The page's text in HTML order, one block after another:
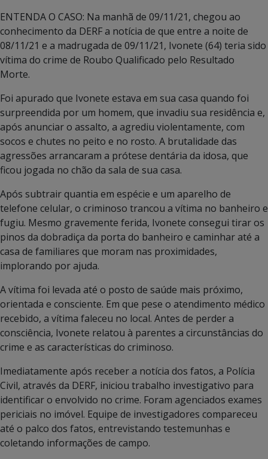
ENTENDA O CASO: Na manhã de 09/11/21, chegou ao
conhecimento da DERF a notícia de que entre a noite de
08/11/21 e a madrugada de 09/11/21, Ivonete (64) teria sido
vítima do crime de Roubo Qualificado pelo Resultado
Morte.
Foi apurado que Ivonete estava em sua casa quando foi
surpreendida por um homem, que invadiu sua residência e,
após anunciar o assalto, a agrediu violentamente, com
socos e chutes no peito e no rosto. A brutalidade das
agressões arrancaram a prótese dentária da idosa, que
ficou jogada no chão da sala de sua casa.
Após subtrair quantia em espécie e um aparelho de
telefone celular, o criminoso trancou a vítima no banheiro e
fugiu. Mesmo gravemente ferida, Ivonete consegui tirar os
pinos da dobradiça da porta do banheiro e caminhar até a
casa de familiares que moram nas proximidades,
implorando por ajuda.
A vítima foi levada até o posto de saúde mais próximo,
orientada e consciente. Em que pese o atendimento médico
recebido, a vítima faleceu no local. Antes de perder a
consciência, Ivonete relatou à parentes a circunstâncias do
crime e as características do criminoso.
Imediatamente após receber a notícia dos fatos, a Polícia
Civil, através da DERF, iniciou trabalho investigativo para
identificar o envolvido no crime. Foram agenciados exames
periciais no imóvel. Equipe de investigadores compareceu
até o palco dos fatos, entrevistando testemunhas e
coletando informações de campo.